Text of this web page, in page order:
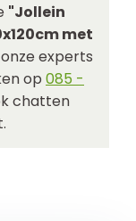
"Jollein
met
experts
op 085 -
chatten